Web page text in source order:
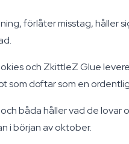
förlåter misstag, håller
och ZkittleZ Glue
som doftar som en
båda håller vad de lovar
i början av oktober.